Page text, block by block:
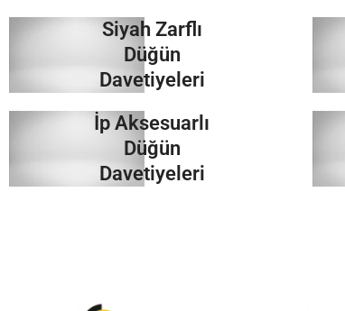
İncele
Siyah Zarflı
Düğün
Davetiyeleri
İncele
İp Aksesuarlı
Düğün
Davetiyeleri